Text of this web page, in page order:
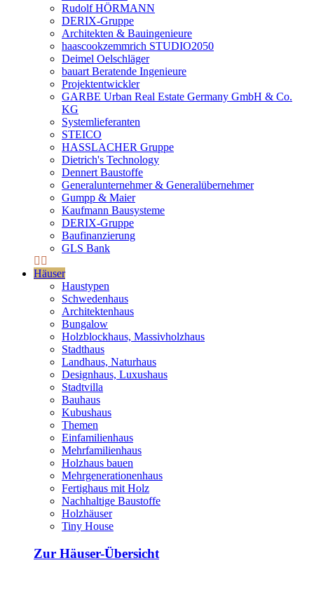
Rudolf HÖRMANN
DERIX-Gruppe
Architekten & Bauingenieure
haascookzemmrich STUDIO2050
Deimel Oelschläger
bauart Beratende Ingenieure
Projektentwickler
GARBE Urban Real Estate Germany GmbH & Co.
KG
Systemlieferanten
STEICO
HASSLACHER Gruppe
Dietrich's Technology
Dennert Baustoffe
Generalunternehmer & Generalübernehmer
Gumpp & Maier
Kaufmann Bausysteme
DERIX-Gruppe
Baufinanzierung
GLS Bank
Häuser
Haustypen
Schwedenhaus
Architektenhaus
Bungalow
Holzblockhaus, Massivholzhaus
Stadthaus
Landhaus, Naturhaus
Designhaus, Luxushaus
Stadtvilla
Bauhaus
Kubushaus
Themen
Einfamilienhaus
Mehrfamilienhaus
Holzhaus bauen
Mehrgenerationenhaus
Fertighaus mit Holz
Nachhaltige Baustoffe
Holzhäuser
Tiny House
Zur Häuser-Übersicht